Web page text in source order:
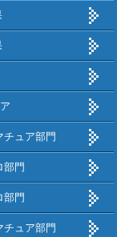
チュア部門
部門
部門
チュア部門